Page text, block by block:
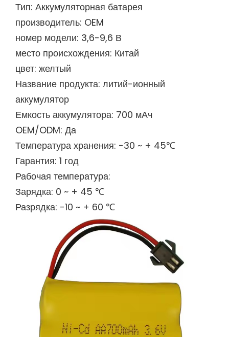
Тип: Аккумуляторная батарея
производитель: OEM
номер модели: 3,6-9,6 В
место происхождения: Китай
цвет: желтый
Название продукта: литий-ионный
аккумулятор
Емкость аккумулятора: 700 мАч
OEM/ODM: Да
Температура хранения: -30 ~ + 45℃
Гарантия: 1 год
Рабочая температура:
Зарядка: 0 ~ + 45 ℃
Разрядка: -10 ~ + 60 ℃